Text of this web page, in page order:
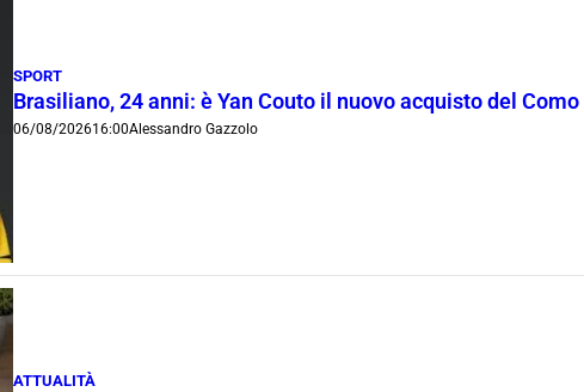
SPORT
Brasiliano, 24 anni: è Yan Couto il nuovo acquisto del Como
06/08/202616:00Alessandro Gazzolo
ATTUALITÀ